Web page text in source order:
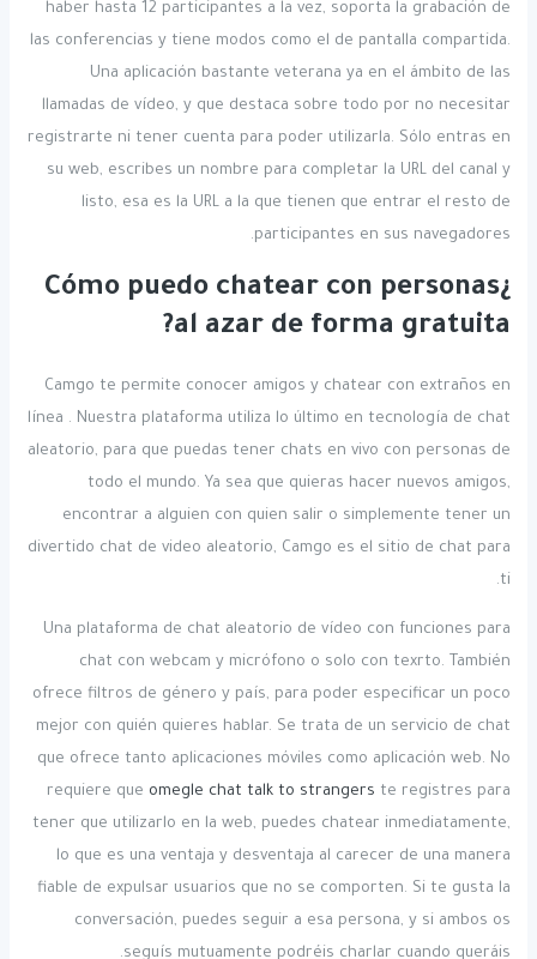
haber hasta 12 participantes a la vez, soporta la grabación de
las conferencias y tiene modos como el de pantalla compartida.
Una aplicación bastante veterana ya en el ámbito de las
llamadas de vídeo, y que destaca sobre todo por no necesitar
registrarte ni tener cuenta para poder utilizarla. Sólo entras en
su web, escribes un nombre para completar la URL del canal y
listo, esa es la URL a la que tienen que entrar el resto de
participantes en sus navegadores.
¿Cómo puedo chatear con personas
al azar de forma gratuita?
Camgo te permite conocer amigos y chatear con extraños en
línea . Nuestra plataforma utiliza lo último en tecnología de chat
aleatorio, para que puedas tener chats en vivo con personas de
todo el mundo. Ya sea que quieras hacer nuevos amigos,
encontrar a alguien con quien salir o simplemente tener un
divertido chat de video aleatorio, Camgo es el sitio de chat para
ti.
Una plataforma de chat aleatorio de vídeo con funciones para
chat con webcam y micrófono o solo con texrto. También
ofrece filtros de género y país, para poder especificar un poco
mejor con quién quieres hablar. Se trata de un servicio de chat
que ofrece tanto aplicaciones móviles como aplicación web. No
requiere que omegle chat talk to strangers te registres para
tener que utilizarlo en la web, puedes chatear inmediatamente,
lo que es una ventaja y desventaja al carecer de una manera
fiable de expulsar usuarios que no se comporten. Si te gusta la
conversación, puedes seguir a esa persona, y si ambos os
seguís mutuamente podréis charlar cuando queráis.